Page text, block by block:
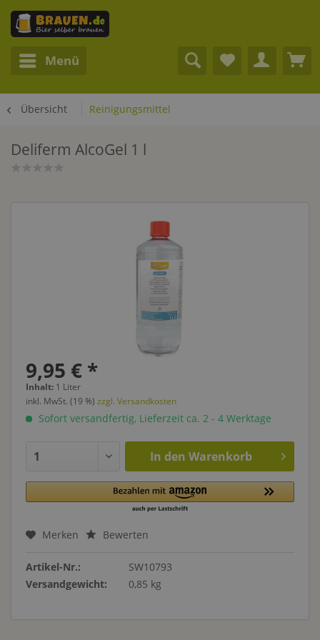
Menü
Übersicht Reinigungsmittel
Deliferm AlcoGel 1 l
9,95 € *
Inhalt: 1 Liter
inkl. MwSt. (19 %) zzgl. Versandkosten
Sofort versandfertig, Lieferzeit ca. 2 - 4 Werktage
In den Warenkorb
Merken Bewerten
Artikel-Nr.:
SW10793
Versandgewicht:
0,85 kg